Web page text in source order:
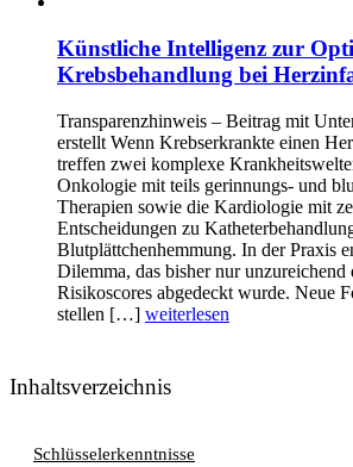
Künstliche Intelligenz zur
Krebsbehandlung bei
Transparenzhinweis – Beitrag mit
erstellt Wenn Krebserkrankte einen
treffen zwei komplexe
Onkologie mit teils gerinnungs- und
Therapien sowie die Kardiologie mit
Entscheidungen zu
Blutplättchenhemmung. In der Praxis
Dilemma, das bisher nur unzureichend
Risikoscores abgedeckt wurde. Neue
stellen […] weiterlesen
Inhaltsverzeichnis
Schlüsselerkenntnisse